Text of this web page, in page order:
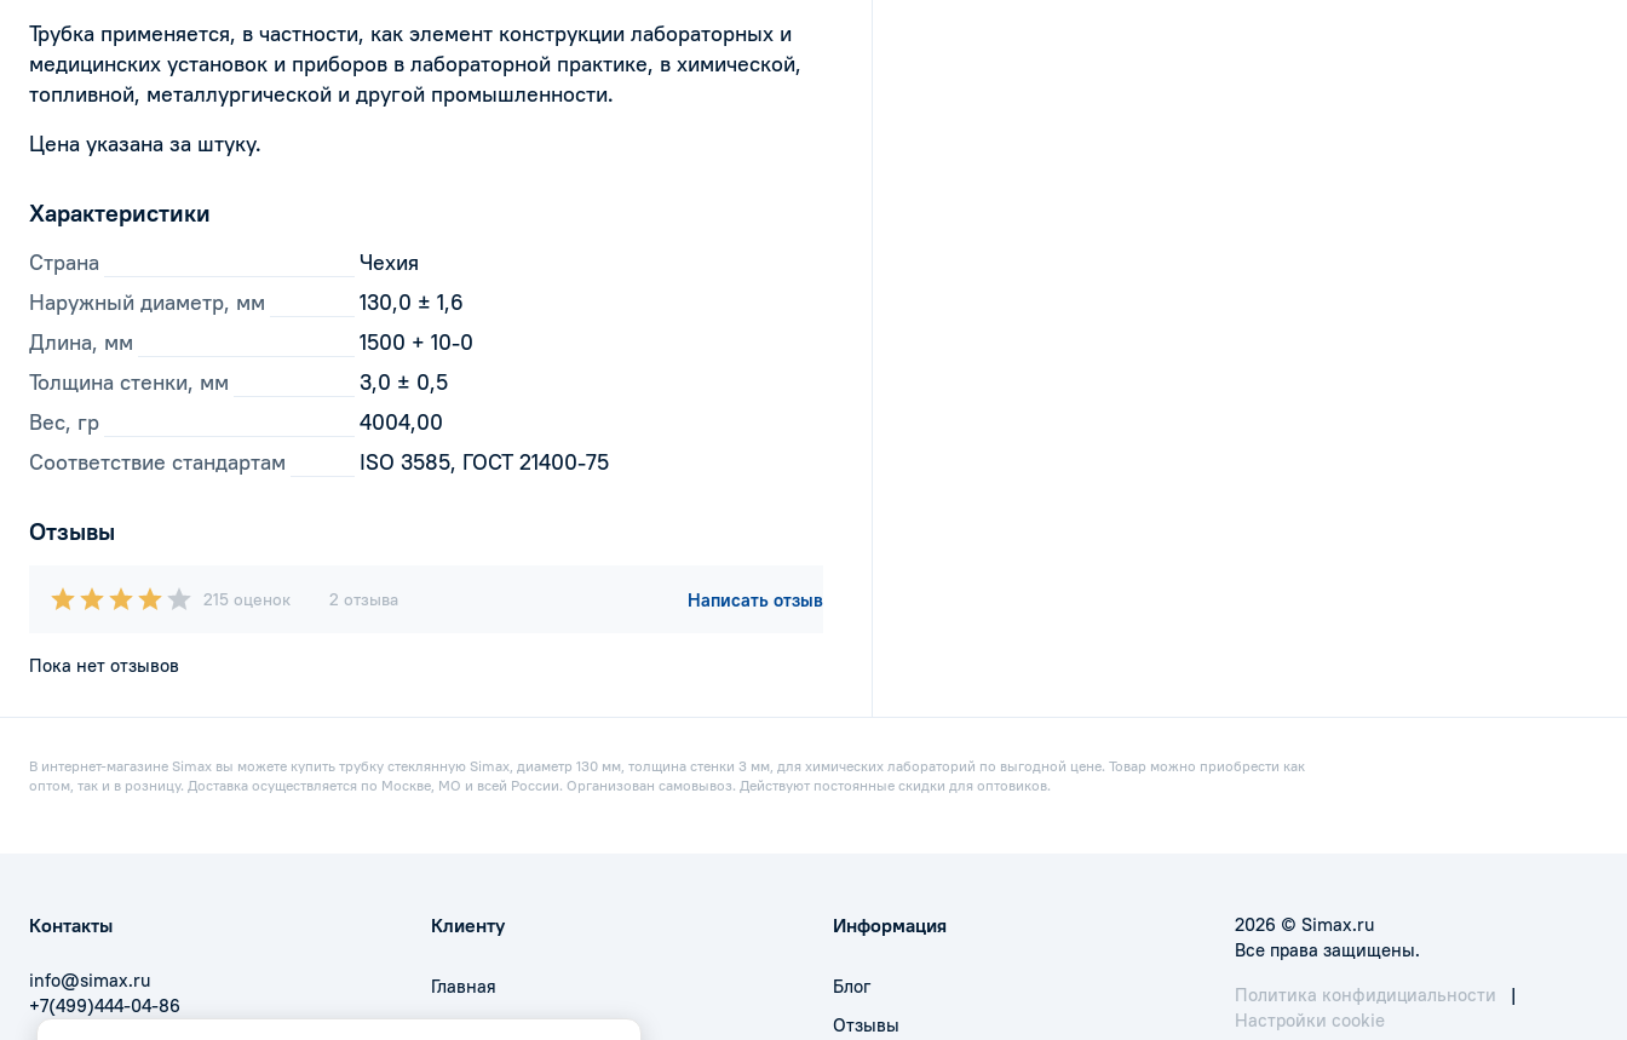
Трубка применяется, в частности, как элемент конструкции лабораторных и
медицинских установок и приборов в лабораторной практике, в химической,
топливной, металлургической и другой промышленности.
Цена указана за штуку.
Характеристики
Страна
Чехия
Наружный диаметр, мм
130,0 ± 1,6
Длина, мм
1500 + 10-0
Толщина стенки, мм
3,0 ± 0,5
Вес, гр
4004,00
Соответствие стандартам
ISO 3585, ГОСТ 21400-75
Отзывы
215 оценок 2 отзыва Написать отзыв
Пока нет отзывов
В интернет-магазине Simax вы можете купить трубку стеклянную Simax, диаметр 130 мм, толщина стенки 3 мм, для химических лабораторий по выгодной цене. Товар можно приобрести как
оптом, так и в розницу. Доставка осуществляется по Москве, МО и всей России. Организован самовывоз. Действуют постоянные скидки для оптовиков.
Контакты
info@simax.ru
+7(499)444-04-86
Клиенту
Главная
Оплата
Информация
Блог
Отзывы
2026 © Simax.ru
Все права защищены.
Политика конфидициальности
|
Настройки cookie